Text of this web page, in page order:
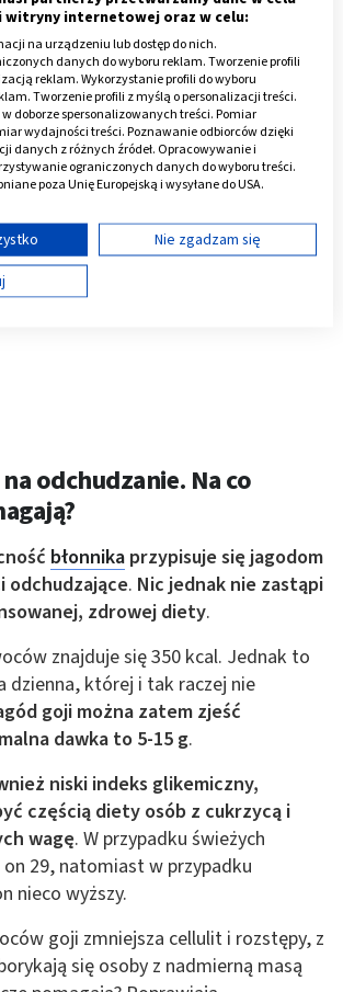
wzrok i profilaktyka chorób
dla układu krążenia i układu
odchudzanie. Na co
błonnika przypisuje się jagodom
odchudzające. Nic jednak nie zastąpi
zdrowej diety.
znajduje się 350 kcal. Jednak to
dzienna, której i tak raczej nie
goji można zatem zjeść
dawka to 5-15 g.
niski indeks glikemiczny,
częścią diety osób z cukrzycą i
wagę. W przypadku świeżych
29, natomiast w przypadku
nieco wyższy.
goji zmniejsza cellulit i rozstępy, z
się osoby z nadmierną masą
witryny internetowej oraz w celu:
na urządzeniu lub dostęp do nich.
danych do wyboru reklam. Tworzenie profili
reklam. Wykorzystanie profili do wyboru
Tworzenie profili z myślą o personalizacji treści.
doborze spersonalizowanych treści. Pomiar
wydajności treści. Poznawanie odbiorców dzięki
danych z różnych źródeł. Opracowywanie i
ograniczonych danych do wyboru treści.
poza Unię Europejską i wysyłane do USA.
(11 dostawców IAB)
w następujących celach:
do wyboru
w celu personalizacji treści
profili w celu doboru
treści
reklam
treści
dzięki statystyce lub
z różnych źródeł
usług
ograniczonych danych do
danych geolokalizacyjnych
Nie zgadzam się